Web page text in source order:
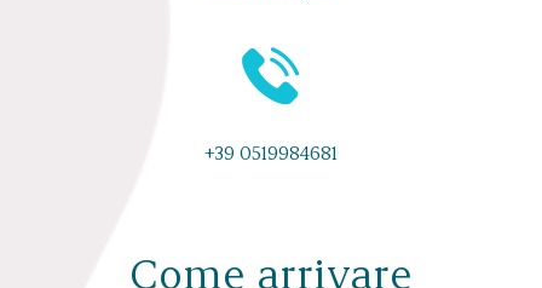
+39 0519984681
Come arrivare